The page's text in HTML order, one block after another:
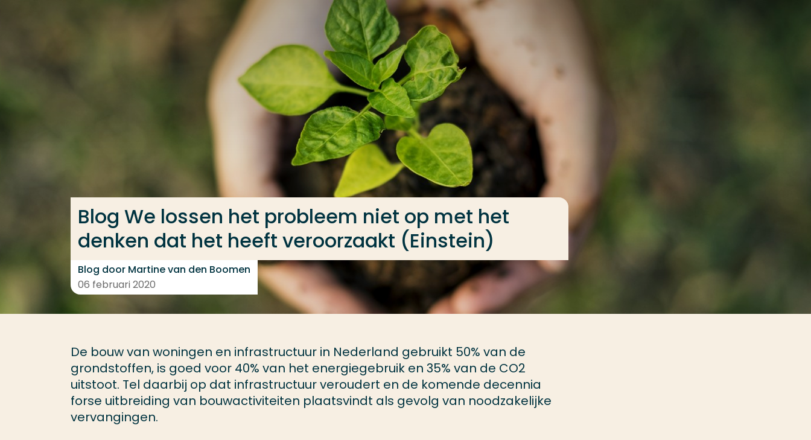
Blog We lossen het probleem niet op met het
denken dat het heeft veroorzaakt (Einstein)
Blog door Martine van den Boomen
06 februari 2020
De bouw van woningen en infrastructuur in Nederland gebruikt 50% van de
grondstoffen, is goed voor 40% van het energiegebruik en 35% van de CO2
uitstoot. Tel daarbij op dat infrastructuur veroudert en de komende decennia
forse uitbreiding van bouwactiviteiten plaatsvindt als gevolg van noodzakelijke
vervangingen.